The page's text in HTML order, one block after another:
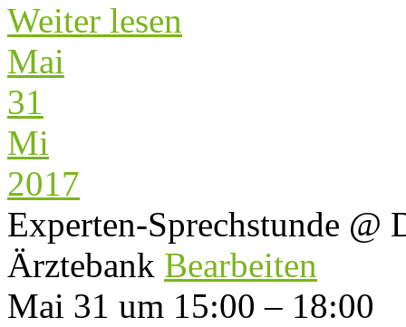
Weiter lesen
Mai
31
Mi
2017
Experten-Sprechstunde @
Ärztebank Bearbeiten
Mai 31 um 15:00 – 18:00